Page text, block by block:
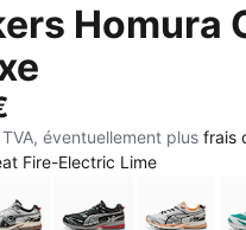
Homura
TVA, éventuellement plusfrais
Fire-Electric Lime